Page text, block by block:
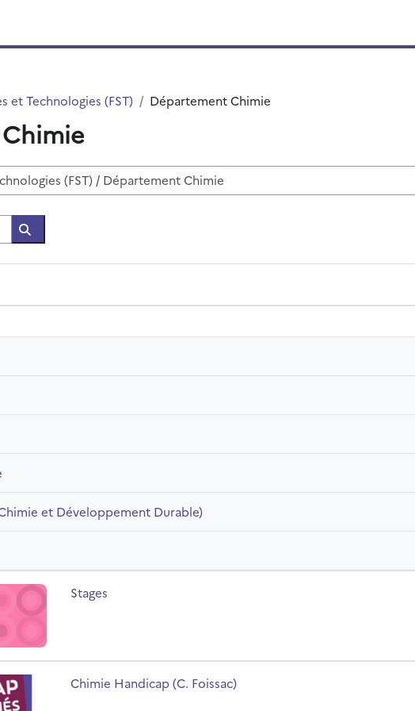
et Technologies (FST) Département Chimie
Rechercher des cours
et Développement Durable)
Nom du cours
Stages
Nom du cours
Chimie Handicap (C. Foissac)